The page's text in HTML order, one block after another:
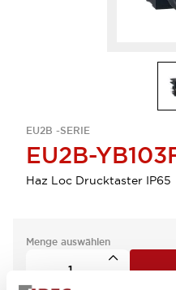
EU2B -SERIE
EU2B-
Haz Loc Drucktaster IP65
Menge auswählen